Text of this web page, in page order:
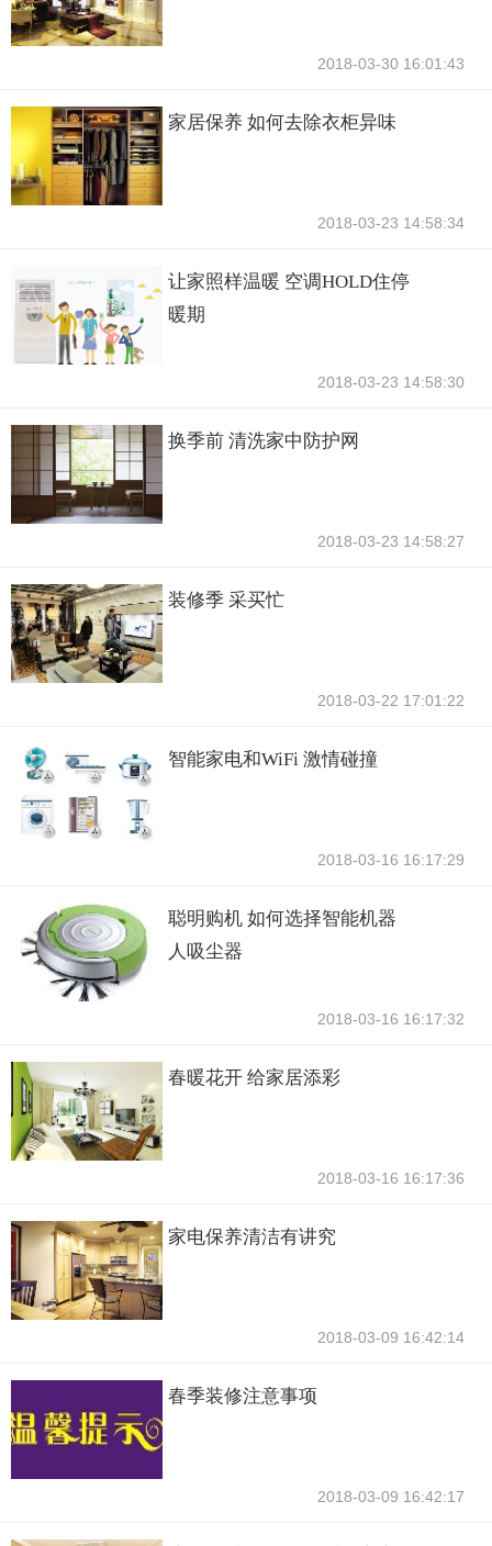
2018-03-30 16:01:43
家居保养 如何去除衣柜异味
2018-03-23 14:58:34
让家照样温暖 空调HOLD住停
暖期
2018-03-23 14:58:30
换季前 清洗家中防护网
2018-03-23 14:58:27
装修季 采买忙
2018-03-22 17:01:22
智能家电和WiFi 激情碰撞
2018-03-16 16:17:29
聪明购机 如何选择智能机器
人吸尘器
2018-03-16 16:17:32
春暖花开 给家居添彩
2018-03-16 16:17:36
家电保养清洁有讲究
2018-03-09 16:42:14
春季装修注意事项
2018-03-09 16:42:17